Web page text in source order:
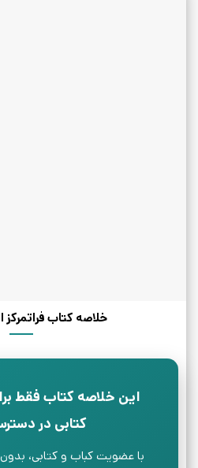
خلاصه کتاب فراتمرکز
این خلاصه کتاب فقط
کتابی در
با عضویت کباب و کتابی،